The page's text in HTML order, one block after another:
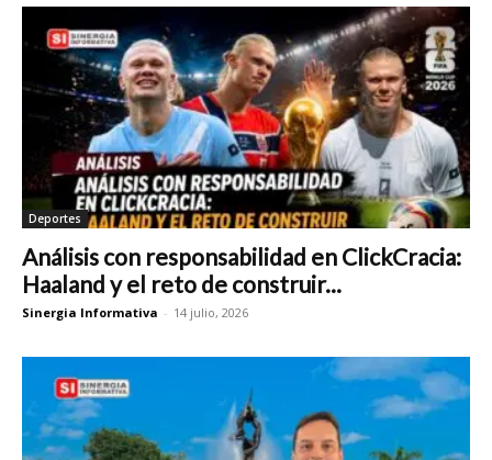
Deportes
Análisis con responsabilidad en ClickCracia:
Haaland y el reto de construir...
Sinergia Informativa - 14 julio, 2026